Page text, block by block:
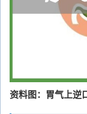
资料图：胃气上逆